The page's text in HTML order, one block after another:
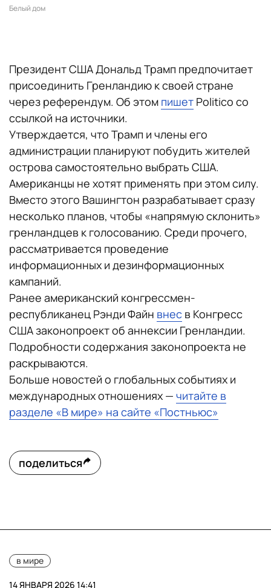
Белый дом
Президент США Дональд Трамп предпочитает
присоединить Гренландию к своей стране
через референдум. Об этом пишет Politico со
ссылкой на источники.
Утверждается, что Трамп и члены его
администрации планируют побудить жителей
острова самостоятельно выбрать США.
Американцы не хотят применять при этом силу.
Вместо этого Вашингтон разрабатывает сразу
несколько планов, чтобы «напрямую склонить»
гренландцев к голосованию. Среди прочего,
рассматривается проведение
информационных и дезинформационных
кампаний.
Ранее американский конгрессмен-
республиканец Рэнди Файн внес в Конгресс
США законопроект об аннексии Гренландии.
Подробности содержания законопроекта не
раскрываются.
Больше новостей о глобальных событиях и
международных отношениях — читайте в
разделе «В мире» на сайте «Постньюс»
поделиться
в мире
14 ЯНВАРЯ 2026 14:41